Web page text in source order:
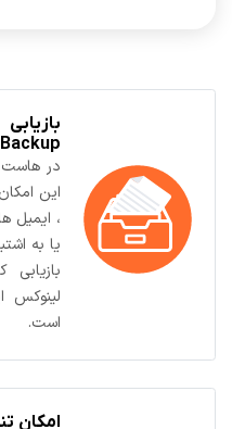
در هاست
این
، ایمیل
یا به
لینوکس
است.